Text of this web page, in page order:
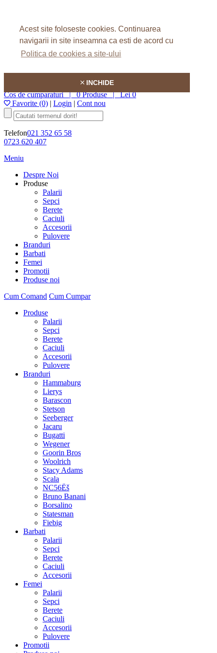
Acest site foloseste cookies. Continuarea
navigarii in site inseamna ca esti de acord cu
Politica de cookies a site-ului
INCHIDE
FAQ
Articole
Contact
Hatson
Cos de cumparaturi |0 Produse|Lei 0
Favorite (0) | Login | Cont nou
Telefon021 352 65 58
0723 620 407
Meniu
Despre Noi
Produse
Palarii
Sepci
Berete
Caciuli
Accesorii
Pulovere
Branduri
Barbati
Femei
Promotii
Produse noi
Cum Comand Cum Cumpar
Produse
Palarii
Sepci
Berete
Caciuli
Accesorii
Pulovere
Branduri
Hammaburg
Lierys
Barascon
Stetson
Seeberger
Jacaru
Bugatti
Wegener
Goorin Bros
Woolrich
Stacy Adams
Scala
NC56Ëš
Bruno Banani
Borsalino
Statesman
Fiebig
Barbati
Palarii
Sepci
Berete
Caciuli
Accesorii
Femei
Palarii
Sepci
Berete
Caciuli
Accesorii
Pulovere
Promotii